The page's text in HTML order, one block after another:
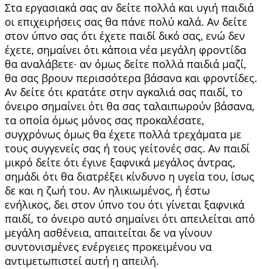
Στα εργασιακά σας αν δείτε πολλά και υγιή παιδιά
οι επιχειρήσεις σας θα πάνε πολύ καλά. Αν δείτε
στον ύπνο σας ότι έχετε παιδί δικό σας, ενώ δεν
έχετε, σημαίνει ότι κάποια νέα μεγάλη φροντίδα
θα αναλάβετε∙ αν όμως δείτε πολλά παιδιά μαζί,
θα σας βρουν περισσότερα βά­σανα και φροντίδες.
Αν δείτε ότι κρατάτε στην αγκαλιά σας παιδί, το
όνειρο σημαίνει ότι θα σας ταλαιπωρούν βάσανα,
τα οποία όμως μόνος σας προκαλέσατε,
συγχρόνως όμως θα έχετε πολλά τρεχάματα με
τους συγγενείς σας ή τους γείτονές σας. Αν παιδί
μικρό δείτε ότι έγινε ξαφνικά με­γάλος άντρας,
σημάδι ότι θα διατρέξει κίνδυνο η υγεία του, ίσως
δε και η ζωή του. Αν ηλικιωμέ­νος, ή έστω
ενήλικος, δει στον ύπνο του ότι γίνε­ται ξαφνικά
παιδί, το όνειρο αυτό σημαίνει ότι απειλείται από
μεγάλη ασθένεια, απαιτείται δε να γίνουν
συντονισμένες ενέργειες προκειμένου να
αντιμετωπιστεί αυτή η απειλή.